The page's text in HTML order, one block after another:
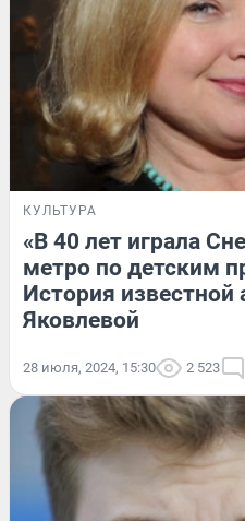
КУЛЬТУРА
«В 40 лет играла
метро по детским
История
Яковлевой
28 июля, 2024, 15:30 2 523